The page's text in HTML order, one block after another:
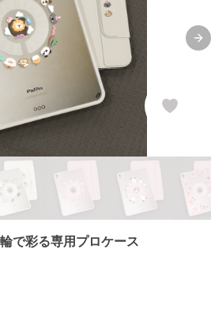
で彩る専用プロケース